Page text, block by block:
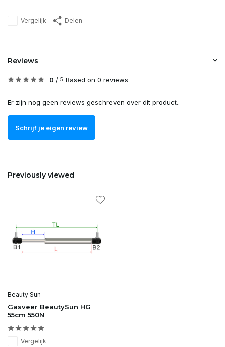
Vergelijk Delen
Reviews
0 / 5 Based on 0 reviews
Er zijn nog geen reviews geschreven over dit product..
Schrijf je eigen review
Previously viewed
Beauty Sun
Gasveer BeautySun HG
55cm 550N
Vergelijk